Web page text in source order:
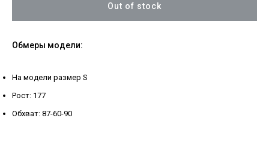
Out of stock
Обмеры модели:
На модели размер S
Рост: 177
Обхват: 87-60-90